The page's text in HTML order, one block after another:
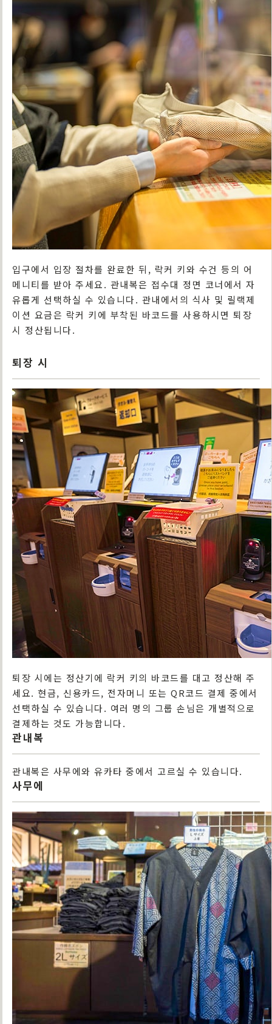
입구에서 입장 절차를 완료한 뒤, 락커 키와 수건 등의 어
메니티를 받아 주세요. 관내복은 접수대 정면 코너에서 자
유롭게 선택하실 수 있습니다. 관내에서의 식사 및 릴랙제
이션 요금은 락커 키에 부착된 바코드를 사용하시면 퇴장
시 정산됩니다.
퇴장 시
퇴장 시에는 정산기에 락커 키의 바코드를 대고 정산해 주
세요. 현금, 신용카드, 전자머니 또는 QR코드 결제 중에서
선택하실 수 있습니다. 여러 명의 그룹 손님은 개별적으로
결제하는 것도 가능합니다.
관내복
관내복은 사무에와 유카타 중에서 고르실 수 있습니다.
사무에